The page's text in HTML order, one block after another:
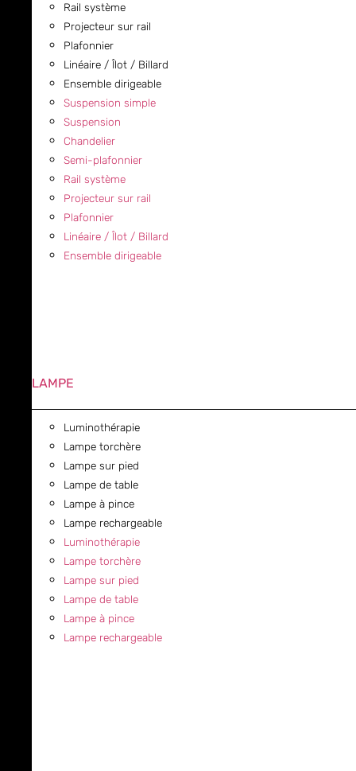
Rail système
Projecteur sur rail
Plafonnier
Linéaire / Îlot / Billard
Ensemble dirigeable
Suspension simple
Suspension
Chandelier
Semi-plafonnier
Rail système
Projecteur sur rail
Plafonnier
Linéaire / Îlot / Billard
Ensemble dirigeable
LAMPE
Luminothérapie
Lampe torchère
Lampe sur pied
Lampe de table
Lampe à pince
Lampe rechargeable
Luminothérapie
Lampe torchère
Lampe sur pied
Lampe de table
Lampe à pince
Lampe rechargeable